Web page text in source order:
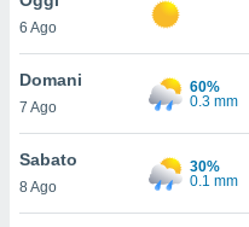
è
al sito
di
ci
di
6 Ago
Domani
7 Ago
60%
0.3 mm
Sabato
8 Ago
30%
0.1 mm